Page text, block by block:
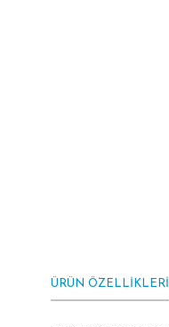
ÜRÜN ÖZELLIKLERI